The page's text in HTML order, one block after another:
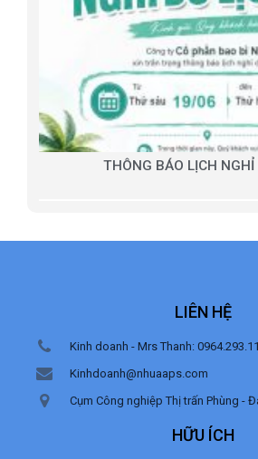
THÔNG BÁO LỊCH
LIÊN HỆ
Kinh doanh - Mrs Thanh:
Kinhdoanh@nhuaaps.com
Cụm Công nghiệp Thị trấn Phùng -
HỮU ÍCH